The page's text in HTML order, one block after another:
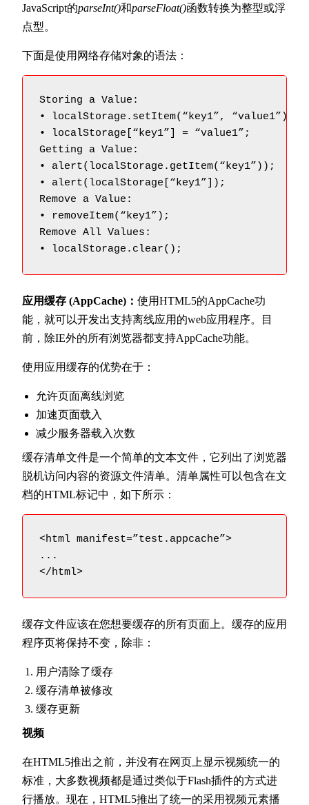
JavaScript的parseInt()和parseFloat()函数转换为整型或浮
点型。
下面是使用网络存储对象的语法：
Storing a Value:
• localStorage.setItem(“key1”, “value1”);
• localStorage[“key1”] = “value1”;
Getting a Value:
• alert(localStorage.getItem(“key1”));
• alert(localStorage[“key1”]);
Remove a Value:
• removeItem(“key1”);
Remove All Values:
• localStorage.clear();
应用缓存 (AppCache)： 使用HTML5的AppCache功
能，就可以开发出支持离线应用的web应用程序。目
前，除IE外的所有浏览器都支持AppCache功能。
使用应用缓存的优势在于：
允许页面离线浏览
加速页面载入
减少服务器载入次数
缓存清单文件是一个简单的文本文件，它列出了浏览器
脱机访问内容的资源文件清单。清单属性可以包含在文
档的HTML标记中，如下所示：
<html manifest=”test.appcache”>
...
</html>
缓存文件应该在您想要缓存的所有页面上。缓存的应用
程序页将保持不变，除非：
用户清除了缓存
缓存清单被修改
缓存更新
视频
在HTML5推出之前，并没有在网页上显示视频统一的
标准，大多数视频都是通过类似于Flash插件的方式进
行播放。现在，HTML5推出了统一的采用视频元素播